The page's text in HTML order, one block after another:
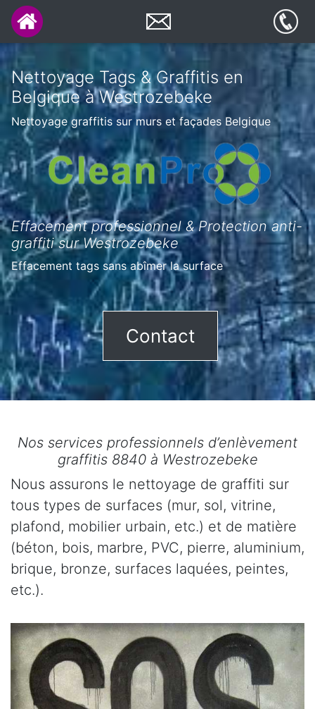
Nettoyage Tags & Graffitis en
Belgique à Westrozebeke
Nettoyage graffitis sur murs et façades Belgique
Effacement professionnel & Protection anti-
graffiti sur Westrozebeke
Effacement tags sans abîmer la surface
Contact
Nos services professionnels d’enlèvement
graffitis 8840 à Westrozebeke
Nous assurons le nettoyage de graffiti sur
tous types de surfaces (mur, sol, vitrine,
plafond, mobilier urbain, etc.) et de matière
(béton, bois, marbre, PVC, pierre, aluminium,
brique, bronze, surfaces laquées, peintes,
etc.).